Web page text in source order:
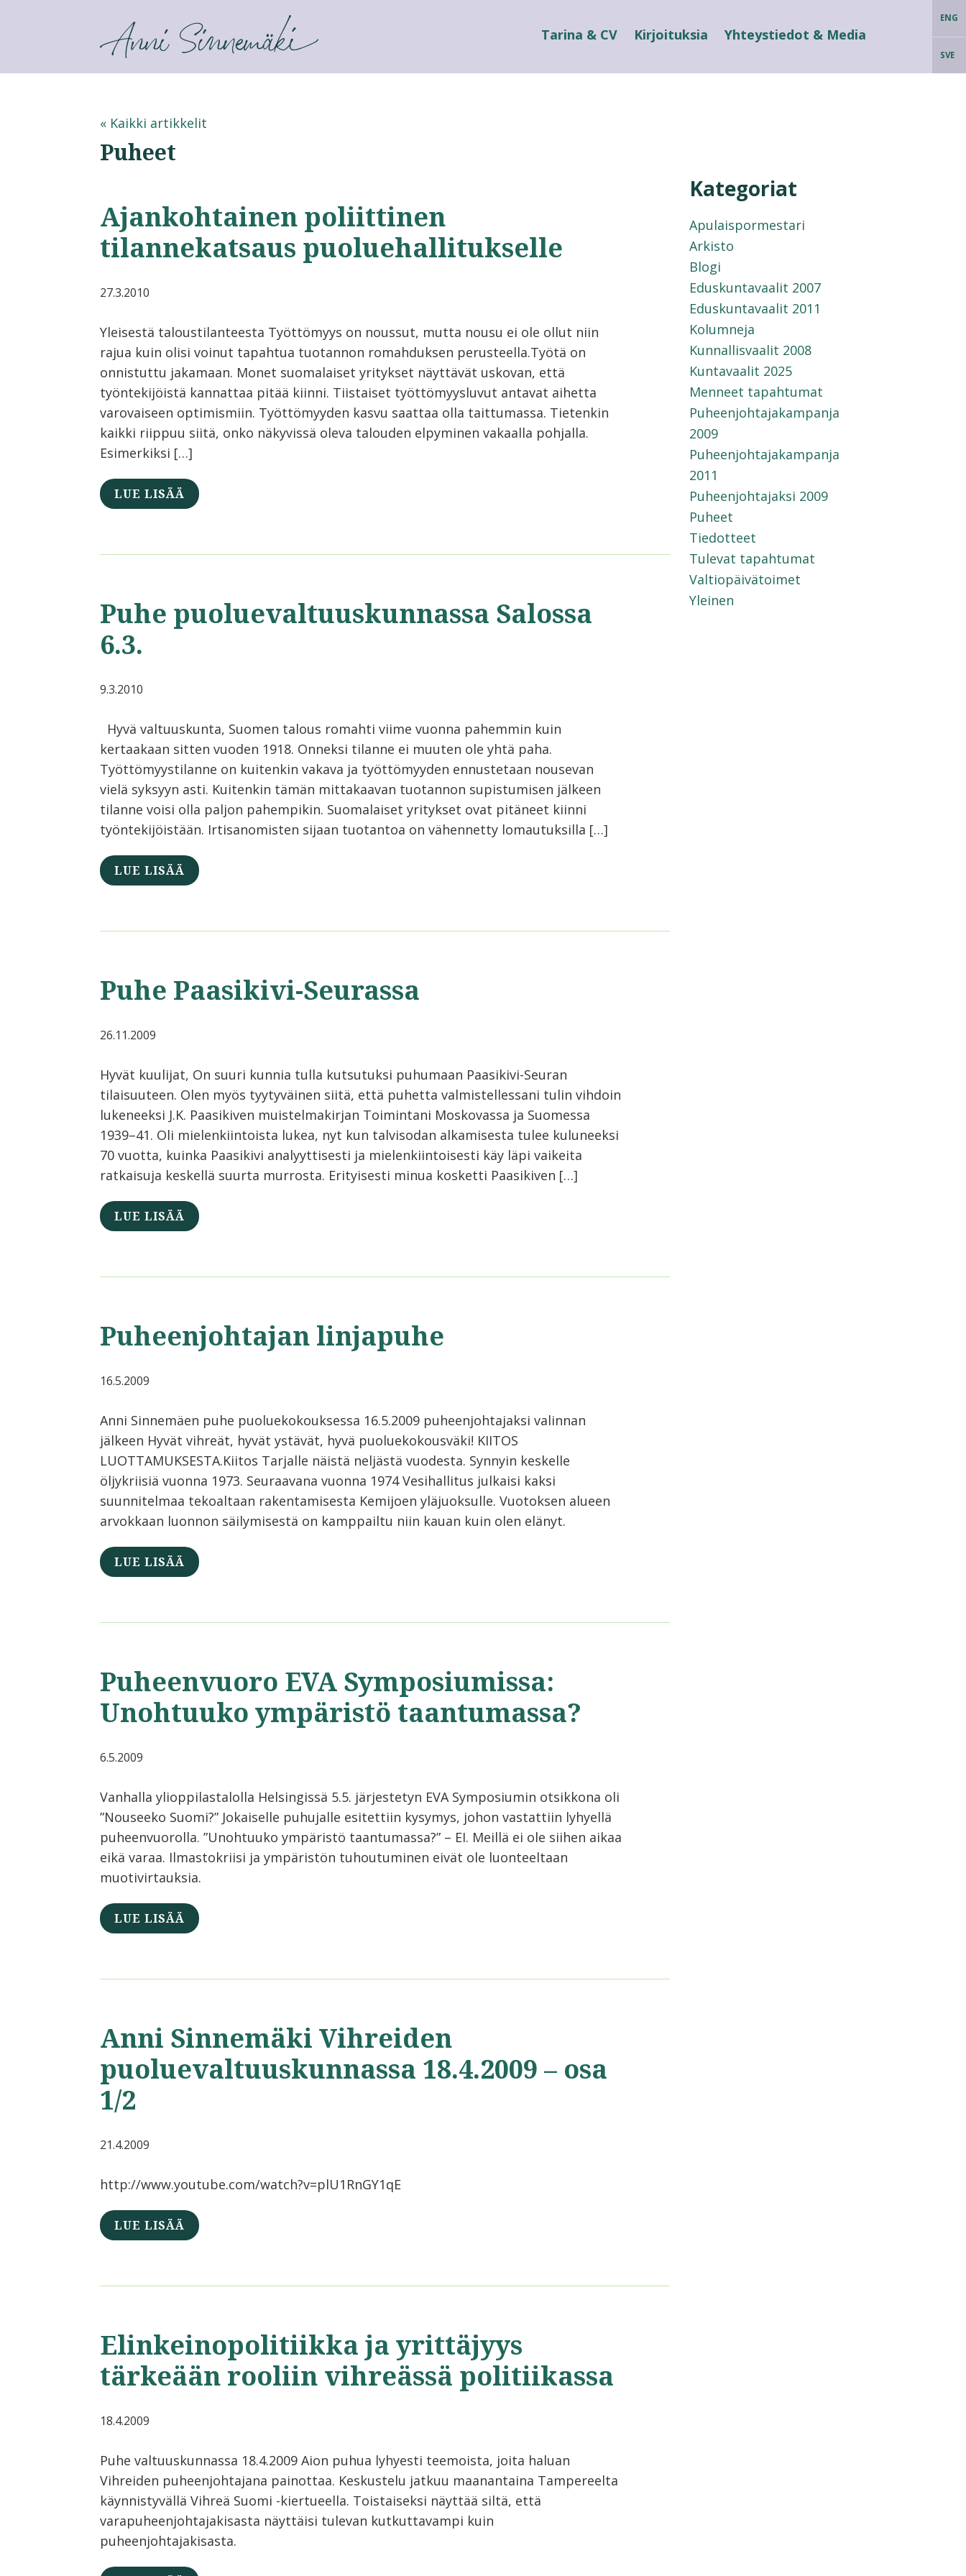
ANNI SINNEMÄKI ENG
SVE
Tarina & CV Kirjoituksia Yhteystiedot & Media
« Kaikki artikkelit
Puheet
Ajankohtainen poliittinen
tilannekatsaus puoluehallitukselle
27.3.2010
Yleisestä taloustilanteesta Työttömyys on noussut, mutta nousu ei ole ollut niin
rajua kuin olisi voinut tapahtua tuotannon romahduksen perusteella.Työtä on
onnistuttu jakamaan. Monet suomalaiset yritykset näyttävät uskovan, että
työntekijöistä kannattaa pitää kiinni. Tiistaiset työttömyysluvut antavat aihetta
varovaiseen optimismiin. Työttömyyden kasvu saattaa olla taittumassa. Tietenkin
kaikki riippuu siitä, onko näkyvissä oleva talouden elpyminen vakaalla pohjalla.
Esimerkiksi […]
LUE LISÄÄ
Puhe puoluevaltuuskunnassa Salossa
6.3.
9.3.2010
Hyvä valtuuskunta, Suomen talous romahti viime vuonna pahemmin kuin
kertaakaan sitten vuoden 1918. Onneksi tilanne ei muuten ole yhtä paha.
Työttömyystilanne on kuitenkin vakava ja työttömyyden ennustetaan nousevan
vielä syksyyn asti. Kuitenkin tämän mittakaavan tuotannon supistumisen jälkeen
tilanne voisi olla paljon pahempikin. Suomalaiset yritykset ovat pitäneet kiinni
työntekijöistään. Irtisanomisten sijaan tuotantoa on vähennetty lomautuksilla […]
LUE LISÄÄ
Puhe Paasikivi-Seurassa
26.11.2009
Hyvät kuulijat, On suuri kunnia tulla kutsutuksi puhumaan Paasikivi-Seuran
tilaisuuteen. Olen myös tyytyväinen siitä, että puhetta valmistellessani tulin vihdoin
lukeneeksi J.K. Paasikiven muistelmakirjan Toimintani Moskovassa ja Suomessa
1939–41. Oli mielenkiintoista lukea, nyt kun talvisodan alkamisesta tulee kuluneeksi
70 vuotta, kuinka Paasikivi analyyttisesti ja mielenkiintoisesti käy läpi vaikeita
ratkaisuja keskellä suurta murrosta. Erityisesti minua kosketti Paasikiven […]
LUE LISÄÄ
Puheenjohtajan linjapuhe
16.5.2009
Anni Sinnemäen puhe puoluekokouksessa 16.5.2009 puheenjohtajaksi valinnan
jälkeen Hyvät vihreät, hyvät ystävät, hyvä puoluekokousväki! KIITOS
LUOTTAMUKSESTA.Kiitos Tarjalle näistä neljästä vuodesta. Synnyin keskelle
öljykriisiä vuonna 1973. Seuraavana vuonna 1974 Vesihallitus julkaisi kaksi
suunnitelmaa tekoaltaan rakentamisesta Kemijoen yläjuoksulle. Vuotoksen alueen
arvokkaan luonnon säilymisestä on kamppailtu niin kauan kuin olen elänyt.
LUE LISÄÄ
Puheenvuoro EVA Symposiumissa:
Unohtuuko ympäristö taantumassa?
6.5.2009
Vanhalla ylioppilastalolla Helsingissä 5.5. järjestetyn EVA Symposiumin otsikkona oli
”Nouseeko Suomi?” Jokaiselle puhujalle esitettiin kysymys, johon vastattiin lyhyellä
puheenvuorolla. ”Unohtuuko ympäristö taantumassa?” – EI. Meillä ei ole siihen aikaa
eikä varaa. Ilmastokriisi ja ympäristön tuhoutuminen eivät ole luonteeltaan
muotivirtauksia.
LUE LISÄÄ
Anni Sinnemäki Vihreiden
puoluevaltuuskunnassa 18.4.2009 – osa
1/2
21.4.2009
http://www.youtube.com/watch?v=plU1RnGY1qE
LUE LISÄÄ
Elinkeinopolitiikka ja yrittäjyys
tärkeään rooliin vihreässä politiikassa
18.4.2009
Puhe valtuuskunnassa 18.4.2009 Aion puhua lyhyesti teemoista, joita haluan
Vihreiden puheenjohtajana painottaa. Keskustelu jatkuu maanantaina Tampereelta
käynnistyvällä Vihreä Suomi -kiertueella. Toistaiseksi näyttää siltä, että
varapuheenjohtajakisasta näyttäisi tulevan kutkuttavampi kuin
puheenjohtajakisasta.
Kategoriat
Apulaispormestari
Arkisto
Blogi
Eduskuntavaalit 2007
Eduskuntavaalit 2011
Kolumneja
Kunnallisvaalit 2008
Kuntavaalit 2025
Menneet tapahtumat
Puheenjohtajakampanja
2009
Puheenjohtajakampanja
2011
Puheenjohtajaksi 2009
Puheet
Tiedotteet
Tulevat tapahtumat
Valtiopäivätoimet
Yleinen